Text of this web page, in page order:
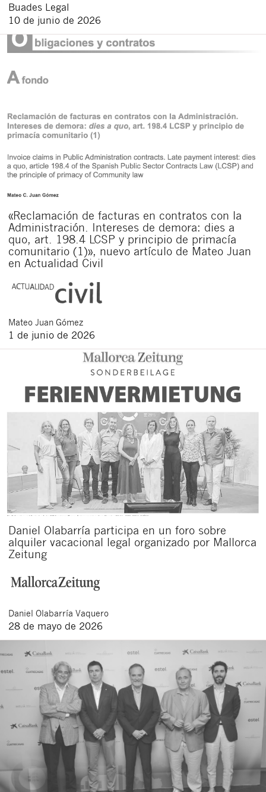
Buades Legal
10 de junio de 2026
«Reclamación de facturas en contratos con la
Administración. Intereses de demora: dies a
quo, art. 198.4 LCSP y principio de primacía
comunitario (1)», nuevo artículo de Mateo Juan
en Actualidad Civil
Mateo Juan Gómez
1 de junio de 2026
Daniel Olabarría participa en un foro sobre
alquiler vacacional legal organizado por Mallorca
Zeitung
Daniel Olabarría Vaquero
28 de mayo de 2026
Cerrar